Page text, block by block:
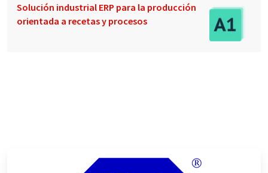
Solución industrial ERP para la producción
orientada a recetas y procesos